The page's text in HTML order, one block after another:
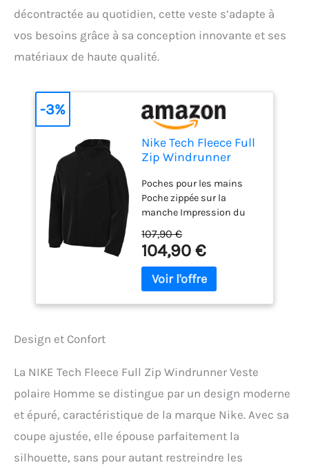
décontractée au quotidien, cette veste s’adapte à
vos besoins grâce à sa conception innovante et ses
matériaux de haute qualité.
Nike Tech Fleece Full
Zip Windrunner
Homme Black/Black
XL
Poches pour les mains
Poche zippée sur la
manche Impression du
107,90 €
104,90 €
-3%
Design et Confort
La NIKE Tech Fleece Full Zip Windrunner Veste
polaire Homme se distingue par un design moderne
et épuré, caractéristique de la marque Nike. Avec sa
coupe ajustée, elle épouse parfaitement la
silhouette, sans pour autant restreindre les